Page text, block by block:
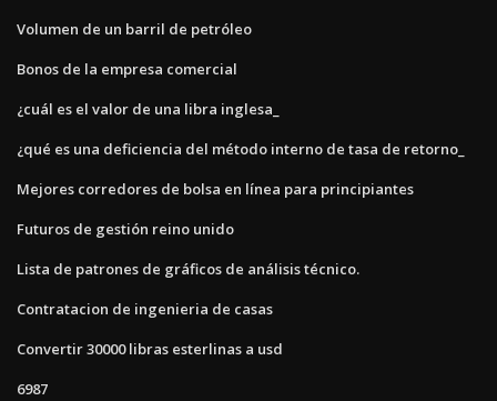
Volumen de un barril de petróleo
Bonos de la empresa comercial
¿cuál es el valor de una libra inglesa_
¿qué es una deficiencia del método interno de tasa de retorno_
Mejores corredores de bolsa en línea para principiantes
Futuros de gestión reino unido
Lista de patrones de gráficos de análisis técnico.
Contratacion de ingenieria de casas
Convertir 30000 libras esterlinas a usd
6987